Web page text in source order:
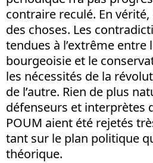
contraire reculé. En vérité,
des choses. Les
tendues à l’extrême entre
bourgeoisie et le
les nécessités de la
de l’autre. Rien de plus
défenseurs et interprètes
POUM aient été rejetés
tant sur le plan politique
théorique.